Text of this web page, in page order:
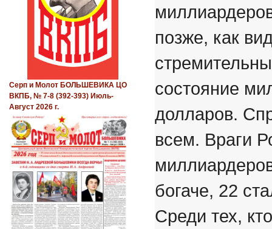
позже, как
состояние
долларов.
всем. Враги
богаче, 22
Среди тех,
Серп и Молот БОЛЬШЕВИКА ЦО
ВКПБ, № 7-8 (392-393) Июль-
Август 2026 г.